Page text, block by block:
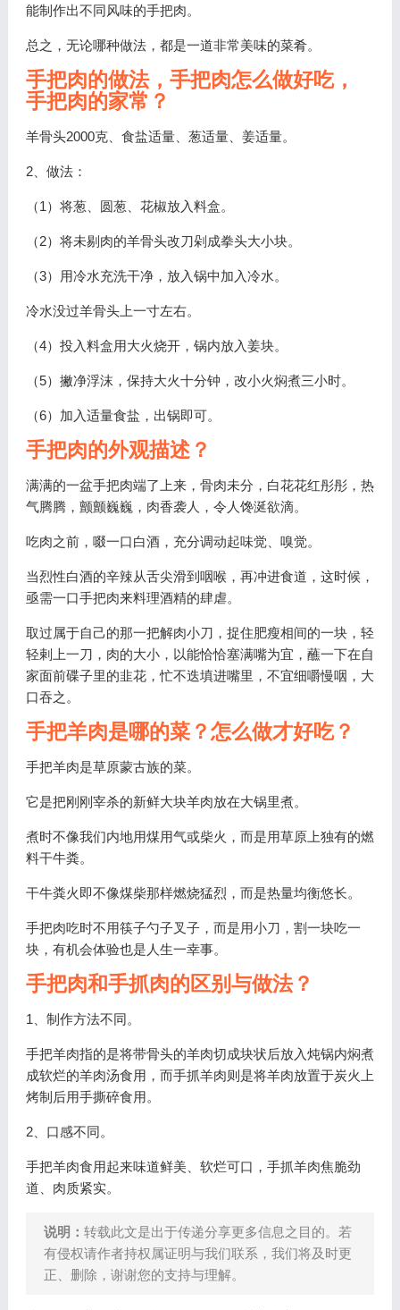
能制作出不同风味的手把肉。
总之，无论哪种做法，都是一道非常美味的菜肴。
手把肉的做法，手把肉怎么做好吃，
手把肉的家常？
羊骨头2000克、食盐适量、葱适量、姜适量。
2、做法：
（1）将葱、圆葱、花椒放入料盒。
（2）将未剔肉的羊骨头改刀剁成拳头大小块。
（3）用冷水充洗干净，放入锅中加入冷水。
冷水没过羊骨头上一寸左右。
（4）投入料盒用大火烧开，锅内放入姜块。
（5）撇净浮沫，保持大火十分钟，改小火焖煮三小时。
（6）加入适量食盐，出锅即可。
手把肉的外观描述？
满满的一盆手把肉端了上来，骨肉未分，白花花红彤彤，热
气腾腾，颤颤巍巍，肉香袭人，令人馋涎欲滴。
吃肉之前，啜一口白酒，充分调动起味觉、嗅觉。
当烈性白酒的辛辣从舌尖滑到咽喉，再冲进食道，这时候，
亟需一口手把肉来料理酒精的肆虐。
取过属于自己的那一把解肉小刀，捉住肥瘦相间的一块，轻
轻剌上一刀，肉的大小，以能恰恰塞满嘴为宜，蘸一下在自
家面前碟子里的韭花，忙不迭填进嘴里，不宜细嚼慢咽，大
口吞之。
手把羊肉是哪的菜？怎么做才好吃？
手把羊肉是草原蒙古族的菜。
它是把刚刚宰杀的新鲜大块羊肉放在大锅里煮。
煮时不像我们内地用煤用气或柴火，而是用草原上独有的燃
料干牛粪。
干牛粪火即不像煤柴那样燃烧猛烈，而是热量均衡悠长。
手把肉吃时不用筷子勺子叉子，而是用小刀，割一块吃一
块，有机会体验也是人生一幸事。
手把肉和手抓肉的区别与做法？
1、制作方法不同。
手把羊肉指的是将带骨头的羊肉切成块状后放入炖锅内焖煮
成软烂的羊肉汤食用，而手抓羊肉则是将羊肉放置于炭火上
烤制后用手撕碎食用。
2、口感不同。
手把羊肉食用起来味道鲜美、软烂可口，手抓羊肉焦脆劲
道、肉质紧实。
说明： 转载此文是出于传递分享更多信息之目的。若
有侵权请作者持权属证明与我们联系，我们将及时更
正、删除，谢谢您的支持与理解。